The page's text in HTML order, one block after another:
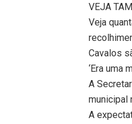
VEJA
Veja
Cavalos
‘Era uma
A
municipal
A